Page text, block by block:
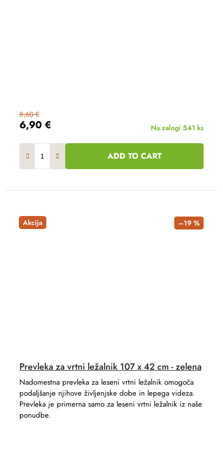
6,90 €
8,60 €
Na zalogi 541 ks
ADD TO CART
Akcija –19 %
Prevleka za vrtni ležalnik 107 x 42 cm - zelena
Nadomestna prevleka za leseni vrtni ležalnik omogoča
podaljšanje njihove življenjske dobe in lepega videza.
Prevleka je primerna samo za leseni vrtni ležalnik iz naše
ponudbe.